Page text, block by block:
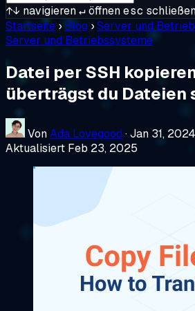
↑↓ navigieren↵öffnenesc
Startseite › Blog ›Server und
Server und Betriebssysteme
Datei per SSH
überträgst du Dateien
VonAda Lovegood ·Jan 31, 2024
Aktualisiert Feb 23, 2025